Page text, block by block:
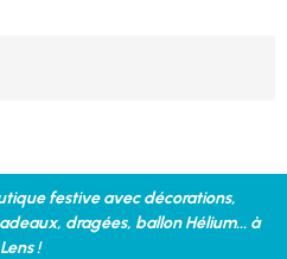
festive avec décorations,
dragées, ballon Hélium... à
Lens !